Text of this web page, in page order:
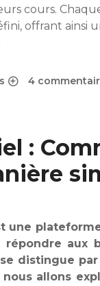
dans Chamilo
4
cours.
offrant ainsi
:
une
répondre aux
se distingue
allons